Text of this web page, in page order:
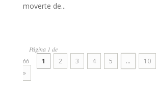
moverte de...
Página 1 de
66
1 2 3 4 5 ... 10
»